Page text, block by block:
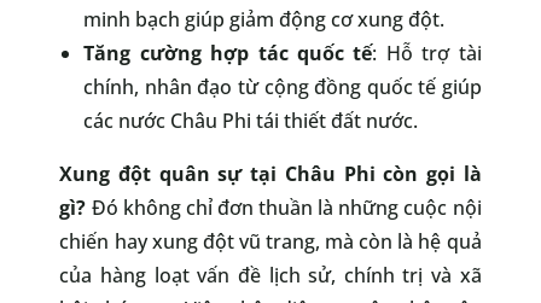
minh bạch giúp giảm động cơ xung đột.
Tăng cường hợp tác quốc tế: Hỗ trợ tài
chính, nhân đạo từ cộng đồng quốc tế giúp
các nước Châu Phi tái thiết đất nước.
Xung đột quân sự tại Châu Phi còn gọi là
gì? Đó không chỉ đơn thuần là những cuộc nội
chiến hay xung đột vũ trang, mà còn là hệ quả
của hàng loạt vấn đề lịch sử, chính trị và xã